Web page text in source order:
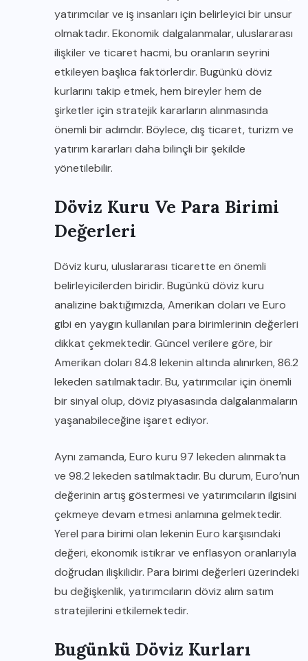
yatırımcılar ve iş insanları için belirleyici bir unsur
olmaktadır. Ekonomik dalgalanmalar, uluslararası
ilişkiler ve ticaret hacmi, bu oranların seyrini
etkileyen başlıca faktörlerdir. Bugünkü döviz
kurlarını takip etmek, hem bireyler hem de
şirketler için stratejik kararların alınmasında
önemli bir adımdır. Böylece, dış ticaret, turizm ve
yatırım kararları daha bilinçli bir şekilde
yönetilebilir.
Döviz Kuru Ve Para Birimi
Değerleri
Döviz kuru, uluslararası ticarette en önemli
belirleyicilerden biridir. Bugünkü döviz kuru
analizine baktığımızda, Amerikan doları ve Euro
gibi en yaygın kullanılan para birimlerinin değerleri
dikkat çekmektedir. Güncel verilere göre, bir
Amerikan doları 84.8 lekenin altında alınırken, 86.2
lekeden satılmaktadır. Bu, yatırımcılar için önemli
bir sinyal olup, döviz piyasasında dalgalanmaların
yaşanabileceğine işaret ediyor.
Aynı zamanda, Euro kuru 97 lekeden alınmakta
ve 98.2 lekeden satılmaktadır. Bu durum, Euro’nun
değerinin artış göstermesi ve yatırımcıların ilgisini
çekmeye devam etmesi anlamına gelmektedir.
Yerel para birimi olan lekenin Euro karşısındaki
değeri, ekonomik istikrar ve enflasyon oranlarıyla
doğrudan ilişkilidir. Para birimi değerleri üzerindeki
bu değişkenlik, yatırımcıların döviz alım satım
stratejilerini etkilemektedir.
Bugünkü Döviz Kurları